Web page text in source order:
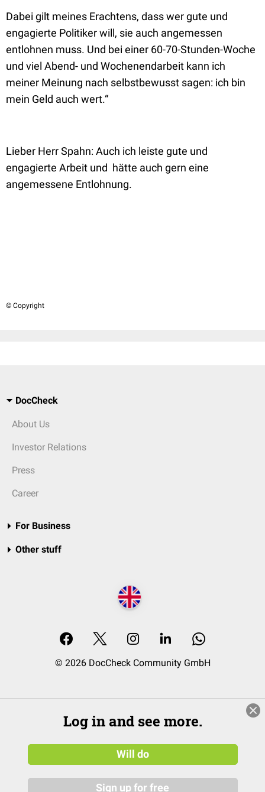
Dabei gilt meines Erachtens, dass wer gute und
engagierte Politiker will, sie auch angemessen
entlohnen muss. Und bei einer 60-70-Stunden-Woche
und viel Abend- und Wochenendarbeit kann ich
meiner Meinung nach selbstbewusst sagen: ich bin
mein Geld auch wert.“
Lieber Herr Spahn: Auch ich leiste gute und
engagierte Arbeit und hätte auch gern eine
angemessene Entlohnung.
© Copyright
DocCheck
About Us
Investor Relations
Press
Career
For Business
Other stuff
© 2026 DocCheck Community GmbH
Log in and see more.
Will do
Sign up for free